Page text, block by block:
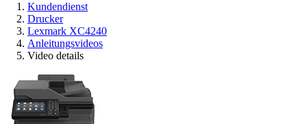
Kundendienst
Drucker
Lexmark XC4240
Anleitungsvideos
Video details